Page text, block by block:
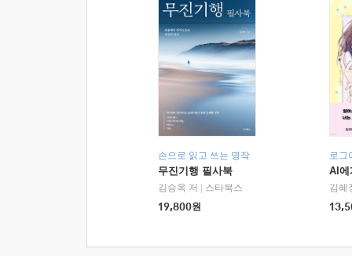
손으로 읽고 쓰는 명작
무진기행 필사북
김승옥 저
스타북스
19,800원
로그
AI에
김혜